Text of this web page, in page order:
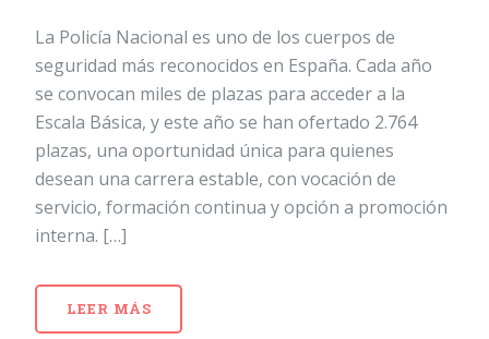
La Policía Nacional es uno de los cuerpos de
seguridad más reconocidos en España. Cada año
se convocan miles de plazas para acceder a la
Escala Básica, y este año se han ofertado 2.764
plazas, una oportunidad única para quienes
desean una carrera estable, con vocación de
servicio, formación continua y opción a promoción
interna. […]
LEER MÁS